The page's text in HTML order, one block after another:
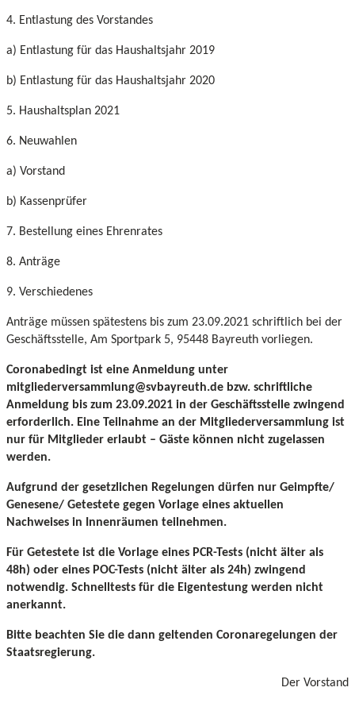
4. Entlastung des Vorstandes
a) Entlastung für das Haushaltsjahr 2019
b) Entlastung für das Haushaltsjahr 2020
5. Haushaltsplan 2021
6. Neuwahlen
a) Vorstand
b) Kassenprüfer
7. Bestellung eines Ehrenrates
8. Anträge
9. Verschiedenes
Anträge müssen spätestens bis zum 23.09.2021 schriftlich bei der
Geschäftsstelle, Am Sportpark 5, 95448 Bayreuth vorliegen.
Coronabedingt ist eine Anmeldung unter
mitgliederversammlung@svbayreuth.de bzw. schriftliche
Anmeldung bis zum 23.09.2021 in der Geschäftsstelle zwingend
erforderlich. Eine Teilnahme an der Mitgliederversammlung ist
nur für Mitglieder erlaubt – Gäste können nicht zugelassen
werden.
Aufgrund der gesetzlichen Regelungen dürfen nur Geimpfte/
Genesene/ Getestete gegen Vorlage eines aktuellen
Nachweises in Innenräumen teilnehmen.
Für Getestete ist die Vorlage eines PCR-Tests (nicht älter als
48h) oder eines POC-Tests (nicht älter als 24h) zwingend
notwendig. Schnelltests für die Eigentestung werden nicht
anerkannt.
Bitte beachten Sie die dann geltenden Coronaregelungen der
Staatsregierung.
Der Vorstand